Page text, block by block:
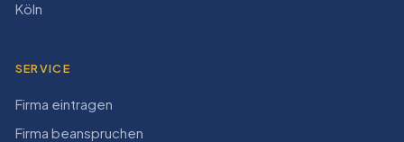
Köln
SERVICE
Firma eintragen
Firma beanspruchen